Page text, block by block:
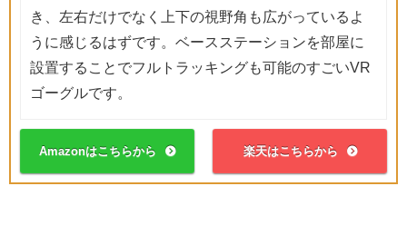
き、左右だけでなく上下の視野角も広がっているよ
うに感じるはずです。ベースステーションを部屋に
設置することでフルトラッキングも可能のすごいVR
ゴーグルです。
Amazonはこちらから 楽天はこちらから